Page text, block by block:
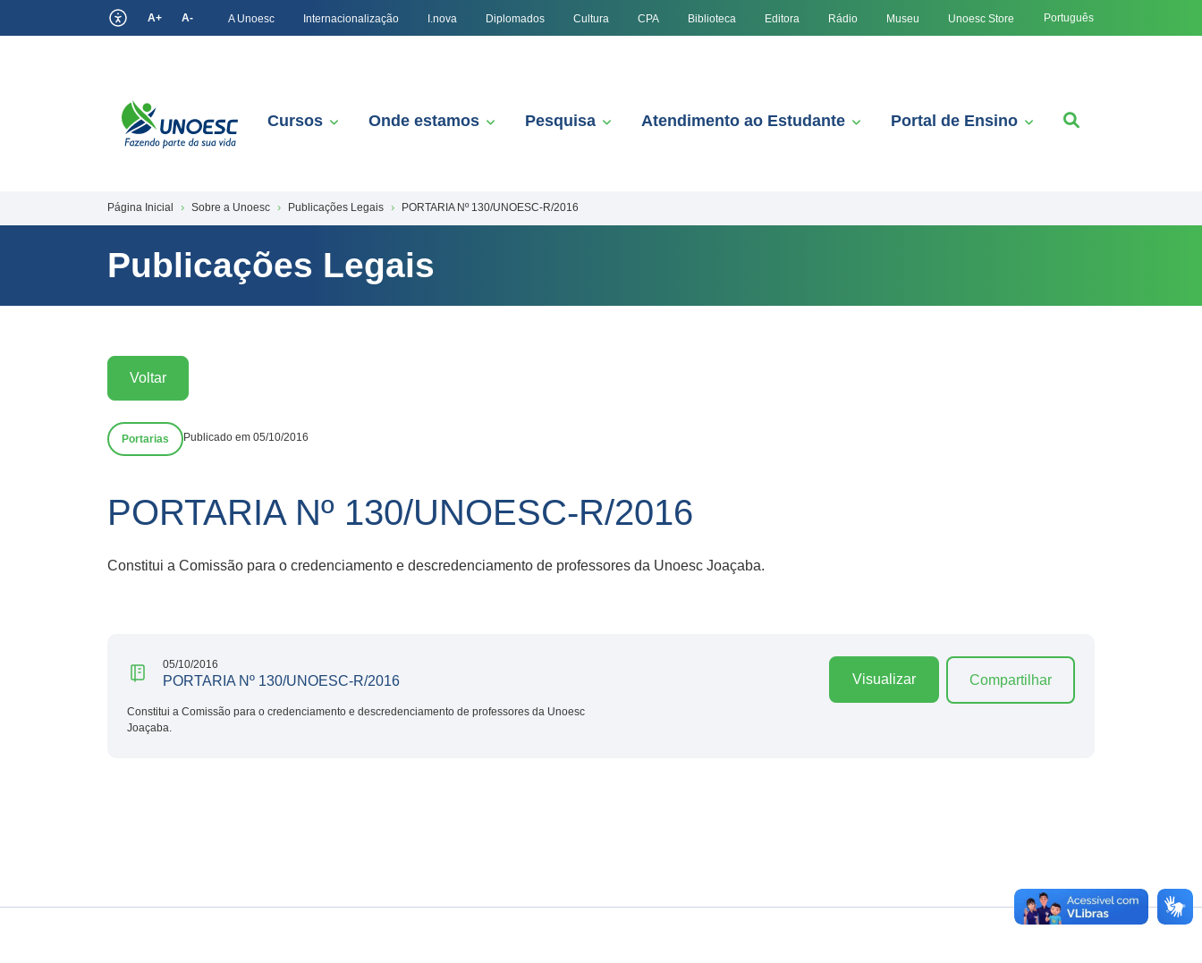
A+ A- A Unoesc Internacionalização I.nova Diplomados Cultura CPA Biblioteca Editora Rádio Museu Unoesc Store Português
Cursos Onde estamos Pesquisa Atendimento ao Estudante Portal de Ensino
Página Inicial Sobre a Unoesc Publicações Legais PORTARIA Nº 130/UNOESC-R/2016
Publicações Legais
Voltar
Portarias Publicado em 05/10/2016
PORTARIA Nº 130/UNOESC-R/2016
Constitui a Comissão para o credenciamento e descredenciamento de professores da Unoesc Joaçaba.
05/10/2016
PORTARIA Nº 130/UNOESC-R/2016
Constitui a Comissão para o credenciamento e descredenciamento de professores da Unoesc
Joaçaba.
Visualizar Compartilhar